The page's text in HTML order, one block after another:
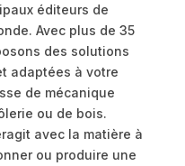
éditeurs de
Avec plus de 35
des solutions
adaptées à votre
de mécanique
ou de bois.
avec la matière à
ou produire une